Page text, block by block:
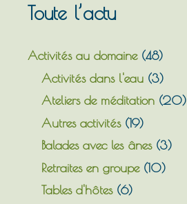
Toute l’actu
Activités au domaine(48)
Activités dans l'eau (3)
Ateliers de méditation (20)
Autres activités(19)
Balades avec les ânes(3)
Retraites en groupe(10)
Tables d'hôtes(6)